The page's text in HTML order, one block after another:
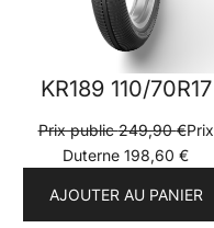
KR189 110/70R17
Prix public249,90€Prix
Duterne 198,60 €
AJOUTER AU PANIER